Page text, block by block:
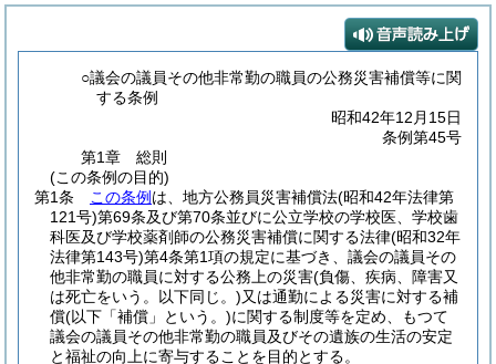
○議会の議員その他非常勤の職員の公務災害補償等に関
する条例
昭和42年12月15日
条例第45号
第1章
総則
(この条例の目的)
第1条
この条例 は、地方公務員災害補償法(昭和42年法律第
121号)第69条及び第70条並びに公立学校の学校医、学校歯
科医及び学校薬剤師の公務災害補償に関する法律(昭和32年
法律第143号)第4条第1項の規定に基づき、議会の議員その
他非常勤の職員に対する公務上の災害(負傷、疾病、障害又
は死亡をいう。以下同じ。)又は通勤による災害に対する補
償(以下「補償」という。)に関する制度等を定め、もつて
議会の議員その他非常勤の職員及びその遺族の生活の安定
と福祉の向上に寄与することを目的とする。